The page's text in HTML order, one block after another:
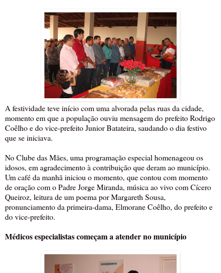
A festividade teve início com uma alvorada pelas ruas da cidade,
momento em que a população ouviu mensagem do prefeito Rodrigo
Coêlho e do vice-prefeito Junior Batateira, saudando o dia festivo
que se iniciava.
No Clube das Mães, uma programação especial homenageou os
idosos, em agradecimento à contribuição que deram ao município.
Um café da manhã iniciou o momento, que contou com momento
de oração com o Padre Jorge Miranda, música ao vivo com Cícero
Queiroz, leitura de um poema por Margareth Sousa,
pronunciamento da primeira-dama, Elmorane Coêlho, do prefeito e
do vice-prefeito.
Médicos especialistas começam a atender no município